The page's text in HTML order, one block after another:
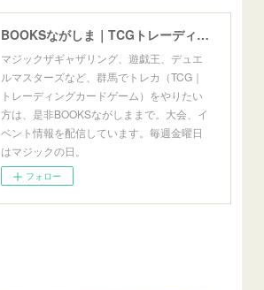
BOOKSながしま｜TCGトレーディングカードゲーム群馬県高崎市
マジックザギャザリング、遊戯王、デュエ
ルマスターズなど、群馬でトレカ（TCG｜
トレーディングカードゲーム）をやりたい
方は、是非BOOKSながしままで。大会、イ
ベント情報を配信しています。毎週金曜日
はマジックの日。
フォロー